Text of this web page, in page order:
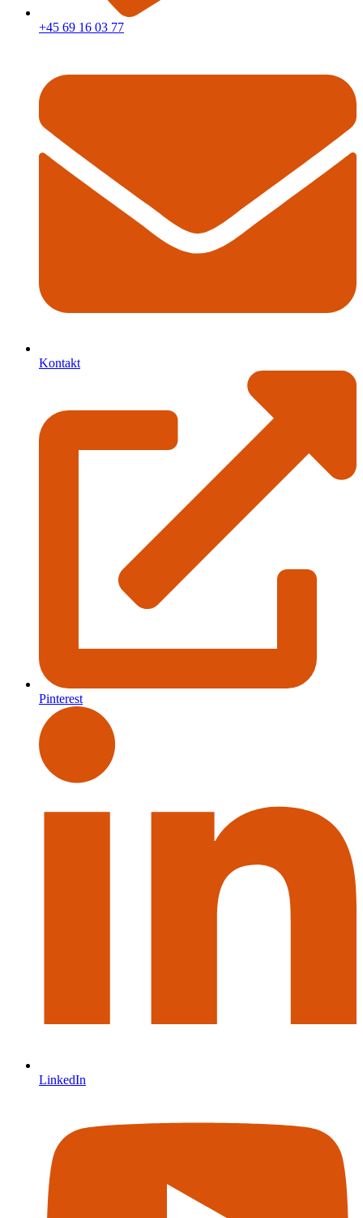
+45 69 16 03 77
Kontakt
Pinterest
LinkedIn